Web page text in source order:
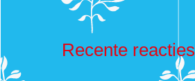
Recente reacties